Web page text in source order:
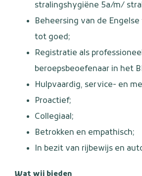
stralingshygiëne 5a/m/
Beheersing van de
tot goed;
Registratie als
beroepsbeoefenaar in het
Hulpvaardig, service- en
Proactief;
Collegiaal;
Betrokken en empathisch;
In bezit van rijbewijs en